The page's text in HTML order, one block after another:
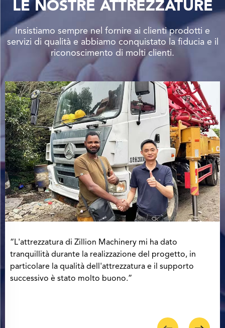
LE NOSTRE ATTREZZATURE
Insistiamo sempre nel fornire ai clienti prodotti e
servizi di qualità e abbiamo conquistato la fiducia e il
riconoscimento di molti clienti.
“Sono molto felice che il team di Zillion Machinery sia
molto affidabile e che l'auto sia un piacere da usare!”